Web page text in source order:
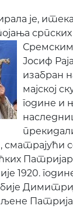
је,
Јосиф
изабран
мајској
године и
1920.